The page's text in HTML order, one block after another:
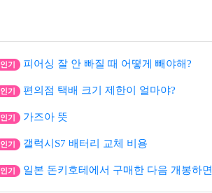
인기 피어싱 잘 안 빠질 때 어떻게 빼야해?
인기 편의점 택배 크기 제한이 얼마야?
인기 가즈아 뜻
인기 갤럭시S7 배터리 교체 비용
인기 일본 돈키호테에서 구매한 다음 개봉하